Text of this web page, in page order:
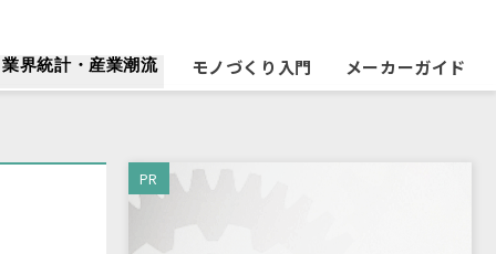
業界統計・産業潮流 モノづくり入門 メーカーガイド
PR